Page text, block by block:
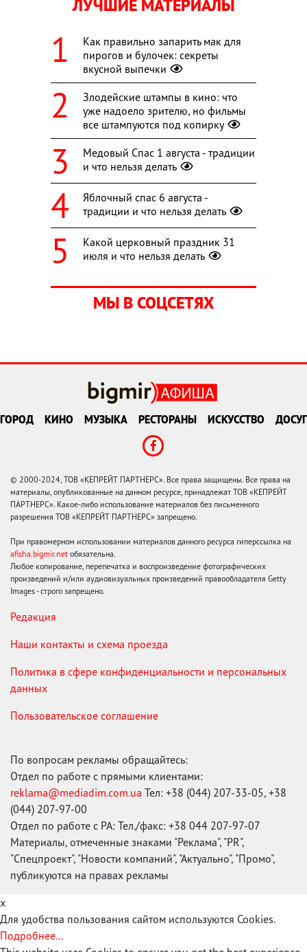
ЛУЧШИЕ МАТЕРИАЛЫ
Как правильно запарить мак для
пирогов и булочек: секреты
вкусной выпечки
Злодейские штампы в кино: что
уже надоело зрителю, но фильмы
все штампуются под копирку
Медовый Спас 1 августа - традиции
и что нельзя делать
Яблочный спас 6 августа -
традиции и что нельзя делать
Какой церковный праздник 31
июля и что нельзя делать
МЫ В СОЦСЕТЯХ
ГОРОД КИНО МУЗЫКА РЕСТОРАНЫ ИСКУССТВО ДОСУГ
© 2000-2024, ТОВ «КЕПРЕЙТ ПАРТНЕРС». Все права защищены. Все права на
материалы, опубликованные на данном ресурсе, принадлежат ТОВ «КЕПРЕЙТ
ПАРТНЕРС». Какое-либо использование материалов без письменного
разрешения ТОВ «КЕПРЕЙТ ПАРТНЕРС» запрещено.
При правомерном использовании материалов данного ресурса гиперссылка на
afisha.bigmir.net обязательна.
Любое копирование, перепечатка и воспроизведение фотографических
произведений и/или аудиовизуальных произведений правообладателя Getty
Images - строго запрещено.
Редакция
Наши контакты и схема проезда
Политика в сфере конфиденциальности и персональных
данных
Пользовательское соглашение
По вопросам рекламы обращайтесь:
Отдел по работе с прямыми клиентами:
reklama@mediadim.com.ua Тел: +38 (044) 207-33-05, +38
(044) 207-97-00
Отдел по работе с РА: Тел./факс: +38 044 207-97-07
Материалы, отмеченные знаками "Реклама", "PR",
"Спецпроект", "Новости компаний", "Актуально", "Промо",
публикуются на правах рекламы
x
Для удобства пользования сайтом используются Cookies.
Подробнее...